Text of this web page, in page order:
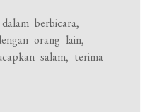
berbicara,
orang lain,
salam, terima